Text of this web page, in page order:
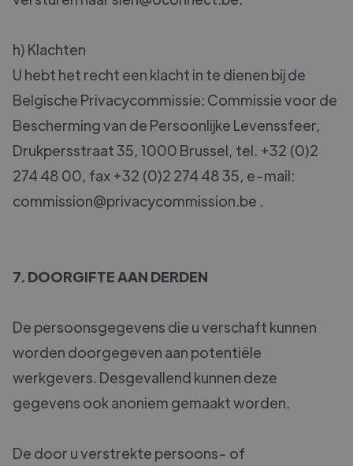
h) Klachten
U hebt het recht een klacht in te dienen bij de
Belgische Privacycommissie: Commissie voor de
Bescherming van de Persoonlijke Levenssfeer,
Drukpersstraat 35, 1000 Brussel, tel. +32 (0)2
274 48 00, fax +32 (0)2 274 48 35, e-mail:
commission@privacycommission.be .
7. DOORGIFTE AAN DERDEN
De persoonsgegevens die u verschaft kunnen
worden doorgegeven aan potentiële
werkgevers. Desgevallend kunnen deze
gegevens ook anoniem gemaakt worden.
De door u verstrekte persoons- of